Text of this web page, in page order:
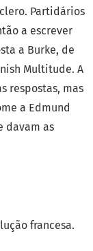
francesa.
Partidários
a escrever
a Burke, de
Multitude. A
respostas, mas
a Edmund
davam as